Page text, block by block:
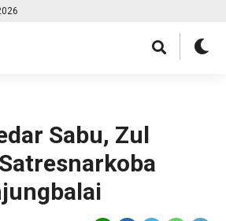
Sabu, Zul